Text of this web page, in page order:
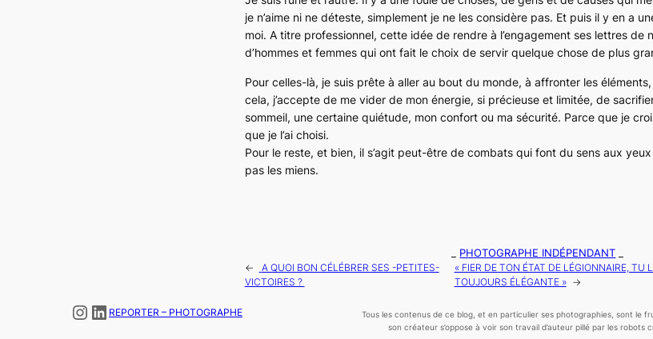
je n’aime ni ne déteste, simplement je ne les considère pas. Et puis il y en a
moi. A titre professionnel, cette idée de rendre à l’engagement ses lettres de
d’hommes et femmes qui ont fait le choix de servir quelque chose de plus
Pour celles-là, je suis prête à aller au bout du monde, à affronter les
cela, j’accepte de me vider de mon énergie, si précieuse et limitée, de
sommeil, une certaine quiétude, mon confort ou ma sécurité. Parce que je
que je l’ai choisi.
Pour le reste, et bien, il s’agit peut-être de combats qui font du sens aux
pas les miens.
PHOTOGRAPHE INDÉPENDANT
←
A QUOI BON CÉLÉBRER SES -PETITES-
VICTOIRES ?
« FIER DE TON ÉTAT DE LÉGIONNAIRE, TU
TOUJOURS ÉLÉGANTE » →
Instagram LinkedIn REPORTER – PHOTOGRAPHE
Tous les contenus de ce blog, et en particulier ses photographies, sont le
son créateur s’oppose à voir son travail d’auteur pillé par les